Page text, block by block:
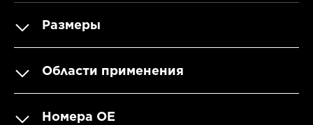
Размеры
Области применения
Номера OE